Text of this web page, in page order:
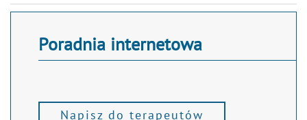
Poradnia internetowa
Napisz do terapeutów